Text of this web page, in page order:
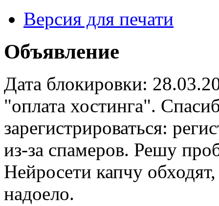
Версия для печати
Объявление
Дата блокировки:
"оплата хостинга".
зарегистрироваться:
из-за спамеров. Решу
Нейросети капчу
надоело.